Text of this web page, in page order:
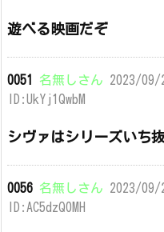
遊べる映画だぞ
0051 名無しさん 2023/
ID:UkYj1QwbM
シヴァはシリーズいち
0056 名無しさん 2023/
ID:AC5dzQ0MH